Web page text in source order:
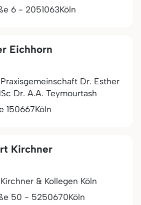
6 - 2051063Köln
Eichhorn
Dr. Esther
Dr. A.A. Teymourtash
150667Köln
Kirchner
& Kollegen Köln
50 - 5250670Köln